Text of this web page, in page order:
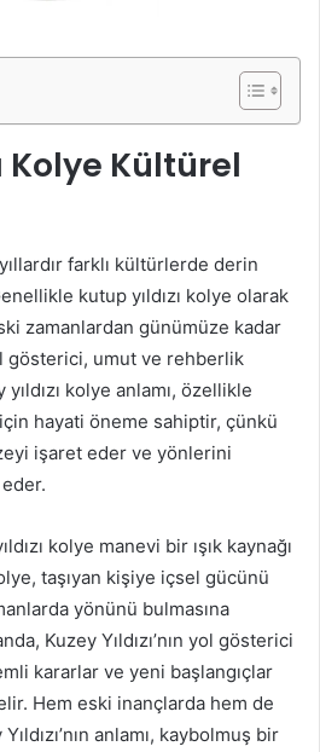
Kolye Kültürel
farklı kültürlerde derin
kutup yıldızı kolye olarak
zamanlardan günümüze kadar
gösterici, umut ve rehberlik
kolye anlamı, özellikle
hayati öneme sahiptir, çünkü
işaret eder ve yönlerini
kolye manevi bir ışık kaynağı
taşıyan kişiye içsel gücünü
yönünü bulmasına
Kuzey Yıldızı’nın yol gösterici
kararlar ve yeni başlangıçlar
Hem eski inançlarda hem de
anlamı, kaybolmuş bir